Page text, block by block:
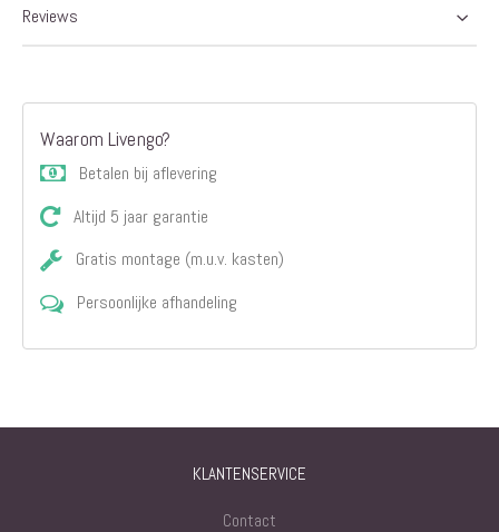
Reviews
Waarom Livengo?
Betalen bij aflevering
Altijd 5 jaar garantie
Gratis montage (m.u.v. kasten)
Persoonlijke afhandeling
KLANTENSERVICE
Contact